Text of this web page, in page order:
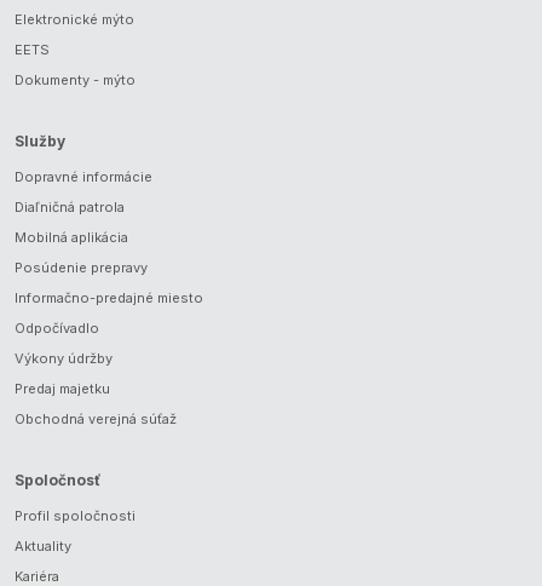
Elektronické mýto
EETS
Dokumenty - mýto
Služby
Dopravné informácie
Diaľničná patrola
Mobilná aplikácia
Posúdenie prepravy
Informačno-predajné miesto
Odpočívadlo
Výkony údržby
Predaj majetku
Obchodná verejná súťaž
Spoločnosť
Profil spoločnosti
Aktuality
Kariéra